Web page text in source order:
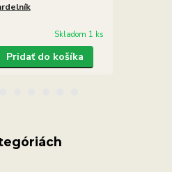
Skladom 1 ks
Pridať do košíka